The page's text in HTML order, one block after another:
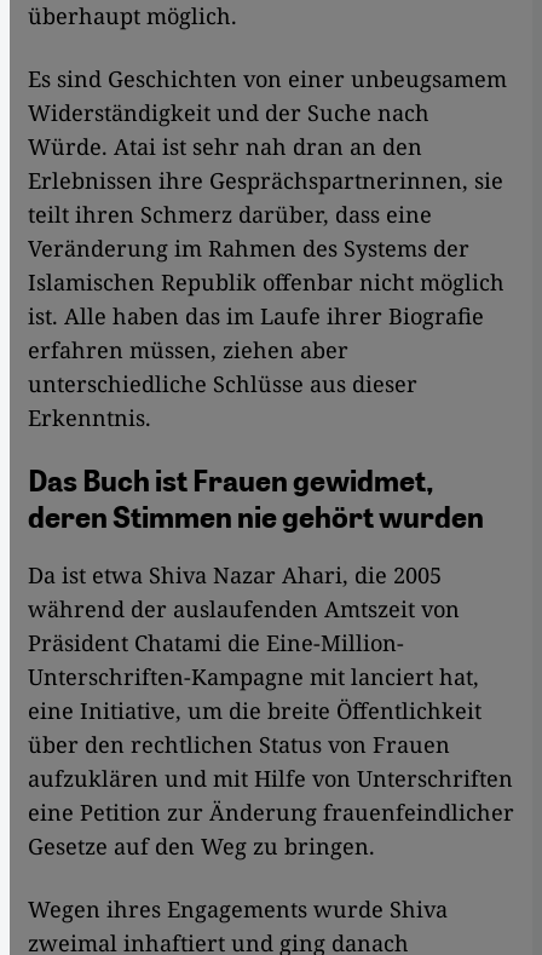
überhaupt möglich.
Es sind Geschichten von einer unbeugsamem
Widerständigkeit und der Suche nach
Würde. Atai ist sehr nah dran an den
Erlebnissen ihre Gesprächspartnerinnen, sie
teilt ihren Schmerz darüber, dass eine
Veränderung im Rahmen des Systems der
Islamischen Republik offenbar nicht möglich
ist. Alle haben das im Laufe ihrer Biografie
erfahren müssen, ziehen aber
unterschiedliche Schlüsse aus dieser
Erkenntnis.
Das Buch ist Frauen gewidmet,
deren Stimmen nie gehört wurden
Da ist etwa Shiva Nazar Ahari, die 2005
während der auslaufenden Amtszeit von
Präsident Chatami die Eine-Million-
Unterschriften-Kampagne mit lanciert hat,
eine Initiative, um die breite Öffentlichkeit
über den rechtlichen Status von Frauen
aufzuklären und mit Hilfe von Unterschriften
eine Petition zur Änderung frauenfeindlicher
Gesetze auf den Weg zu bringen.
Wegen ihres Engagements wurde Shiva
zweimal inhaftiert und ging danach